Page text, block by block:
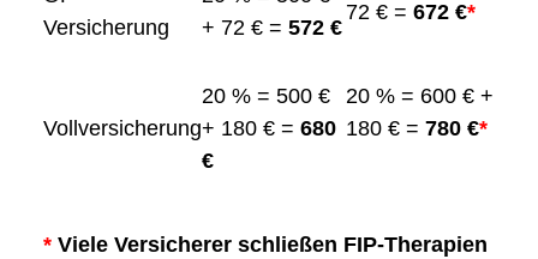
Versicherung
+ 72 € = 572 €
72 € = 672 €*
Vollversicherung
20 % = 500 €
+ 180 € = 680
€
20 % = 600 € +
180 € = 780 €*
* Viele Versicherer schließen FIP-Therapien